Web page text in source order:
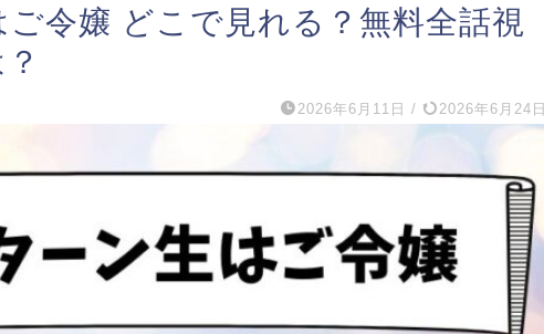
令嬢 どこで見れる？無料全話視
2026年6月11日 / 2026年6月24日